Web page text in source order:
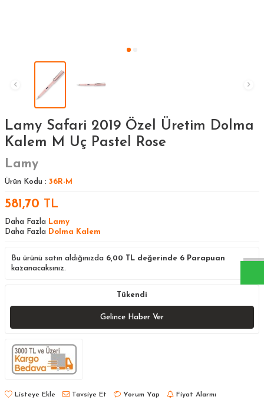
Lamy Safari 2019 Özel Üretim Dolma
Kalem M Uç Pastel Rose
Lamy
Ürün Kodu : 36R-M
581,70 TL
Daha Fazla Lamy
Daha Fazla Dolma Kalem
Bu ürünü satın aldığınızda 6,00 TL değerinde 6 Parapuan
kazanacaksınız.
Tükendi
Gelince Haber Ver
Listeye Ekle Tavsiye Et Yorum Yap Fiyat Alarmı